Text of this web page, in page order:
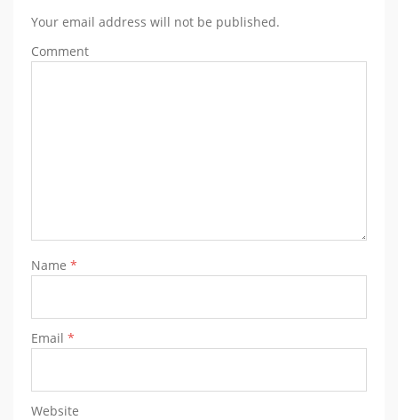
Your email address will not be published.
Comment
Name *
Email *
Website